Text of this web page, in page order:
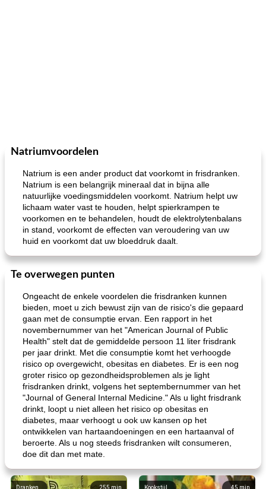
Natriumvoordelen
Natrium is een ander product dat voorkomt in frisdranken.
Natrium is een belangrijk mineraal dat in bijna alle
natuurlijke voedingsmiddelen voorkomt. Natrium helpt uw ​​
lichaam water vast te houden, helpt spierkrampen te
voorkomen en te behandelen, houdt de elektrolytenbalans
in stand, voorkomt de effecten van veroudering van uw
huid en voorkomt dat uw bloeddruk daalt.
Te overwegen punten
Ongeacht de enkele voordelen die frisdranken kunnen
bieden, moet u zich bewust zijn van de risico's die gepaard
gaan met de consumptie ervan. Een rapport in het
novembernummer van het "American Journal of Public
Health" stelt dat de gemiddelde persoon 11 liter frisdrank
per jaar drinkt. Met die consumptie komt het verhoogde
risico op overgewicht, obesitas en diabetes. Er is een nog
groter risico op gezondheidsproblemen als je light
frisdranken drinkt, volgens het septembernummer van het
"Journal of General Internal Medicine." Als u light frisdrank
drinkt, loopt u niet alleen het risico op obesitas en
diabetes, maar verhoogt u ook uw kansen op het
ontwikkelen van hartaandoeningen en een hartaanval of
beroerte. Als u nog steeds frisdranken wilt consumeren,
doe dit dan met mate.
255min
Dranken 45 min
Kookstijl